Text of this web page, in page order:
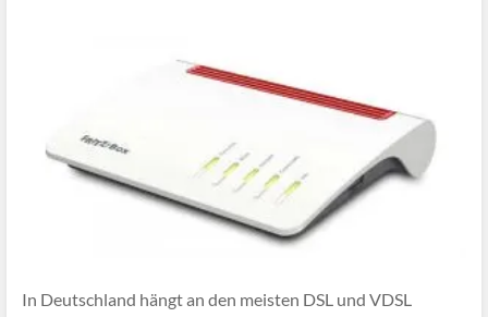
In Deutschland hängt an den meisten DSL und VDSL